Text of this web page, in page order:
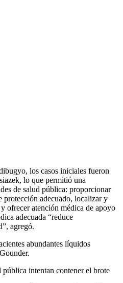
los casos iniciales fueron
lo que permitió una
de salud pública: proporcionar
protección adecuado, localizar y
ofrecer atención médica de apoyo
adecuada “reduce
agregó.
abundantes líquidos
intentan contener el brote